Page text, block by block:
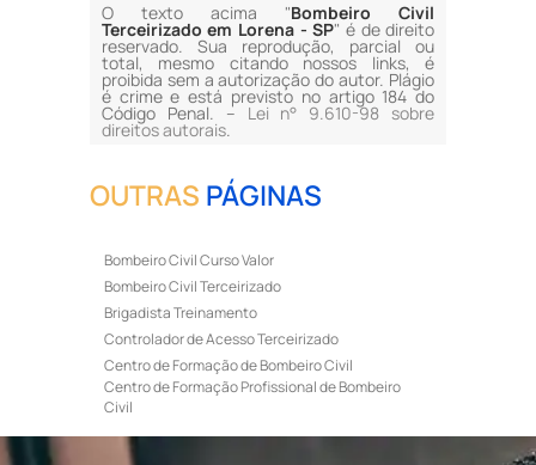
O texto acima "Bombeiro Civil
Terceirizado em Lorena - SP" é de direito
reservado. Sua reprodução, parcial ou
total, mesmo citando nossos links, é
proibida sem a autorização do autor. Plágio
é crime e está previsto no artigo 184 do
Código Penal. – Lei n° 9.610-98 sobre
direitos autorais.
OUTRAS PÁGINAS
Bombeiro Civil Curso Valor
Bombeiro Civil Terceirizado
Brigadista Treinamento
Controlador de Acesso Terceirizado
Centro de Formação de Bombeiro Civil
Centro de Formação Profissional de Bombeiro
Civil
Curso de Bombeiro Civil
Curso de Bombeiro Civil Preço